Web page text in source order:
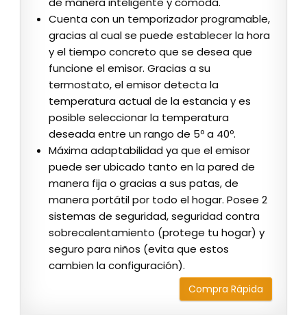
Cuenta con un temporizador programable,
gracias al cual se puede establecer la hora
y el tiempo concreto que se desea que
funcione el emisor. Gracias a su
termostato, el emisor detecta la
temperatura actual de la estancia y es
posible seleccionar la temperatura
deseada entre un rango de 5º a 40º.
Máxima adaptabilidad ya que el emisor
puede ser ubicado tanto en la pared de
manera fija o gracias a sus patas, de
manera portátil por todo el hogar. Posee 2
sistemas de seguridad, seguridad contra
sobrecalentamiento (protege tu hogar) y
seguro para niños (evita que estos
cambien la configuración).
Compra Rápida